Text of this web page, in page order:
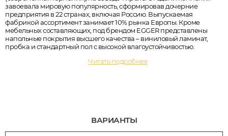
завоевала мировую популярность, сформировав дочерние
предприятия в 22 странах, включая Россию. Выпускаемая
фабрикой ассортимент занимает 10% рынка Европы. Кроме
мебельных составляющих, под брендом EGGER представлены
напольные покрытия высшего качества – виниловый ламинат,
пробка и стандартный пол с высокой влагоустойчивостью.
Читать подробнее
ВАРИАНТЫ